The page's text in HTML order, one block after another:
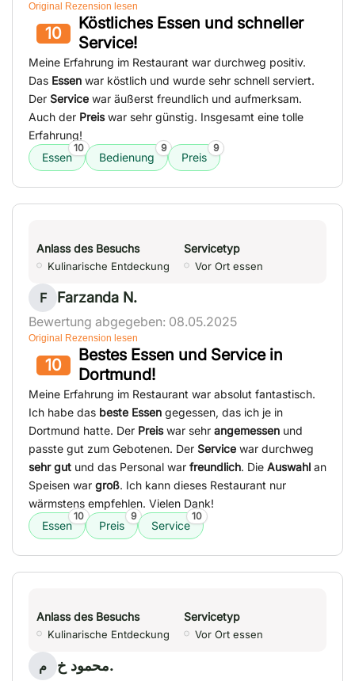
Original Rezension lesen
10
Köstliches Essen und schneller
Service!
Meine Erfahrung im Restaurant war durchweg positiv.
Das Essen war köstlich und wurde sehr schnell serviert.
Der Service war äußerst freundlich und aufmerksam.
Auch der Preiswar sehr günstig. Insgesamt eine tolle
Erfahrung!
Essen
10
Bedienung
9
Preis
9
Anlass des Besuchs
Kulinarische Entdeckung
Servicetyp
Vor Ort essen
F Farzanda N.
Bewertung abgegeben: 08.05.2025
Original Rezension lesen
10
Bestes Essen und Service in
Dortmund!
Meine Erfahrung im Restaurant war absolut fantastisch.
Ich habe das beste Essen gegessen, das ich je in
Dortmund hatte. Der Preiswar sehr angemessen und
passte gut zum Gebotenen. Der Service war durchweg
sehr gut und das Personal war freundlich. Die Auswahl an
Speisen war groß. Ich kann dieses Restaurant nur
wärmstens empfehlen. Vielen Dank!
Essen
10
Preis
9
Service
10
Anlass des Besuchs
Kulinarische Entdeckung
Servicetyp
Vor Ort essen
م محمود خ.